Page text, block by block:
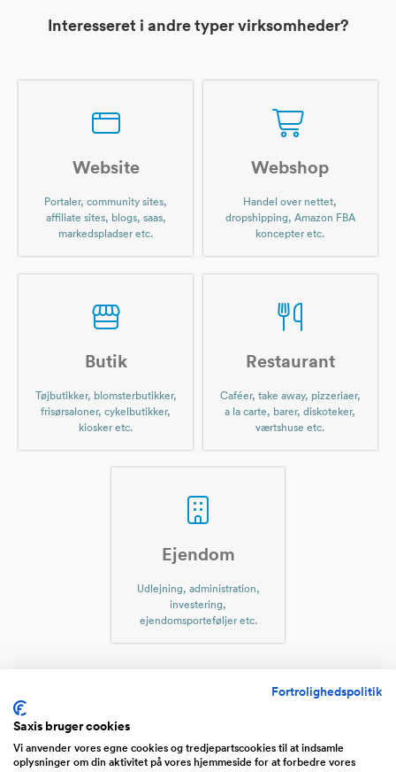
Interesseret i andre typer virksomheder?
Website
Portaler, community sites,
affiliate sites, blogs, saas,
markedspladser etc.
Webshop
Handel over nettet,
dropshipping, Amazon FBA
koncepter etc.
Butik
Tøjbutikker, blomsterbutikker,
frisørsaloner, cykelbutikker,
kiosker etc.
Restaurant
Caféer, take away, pizzeriaer,
a la carte, barer, diskoteker,
værtshuse etc.
Ejendom
Udlejning, administration,
investering,
ejendomsporteføljer etc.
Biobrændsel
Fortrolighedspolitik
Saxis bruger cookies
Vi anvender vores egne cookies og tredjepartscookies til at indsamle
oplysninger om din aktivitet på vores hjemmeside for at forbedre vores